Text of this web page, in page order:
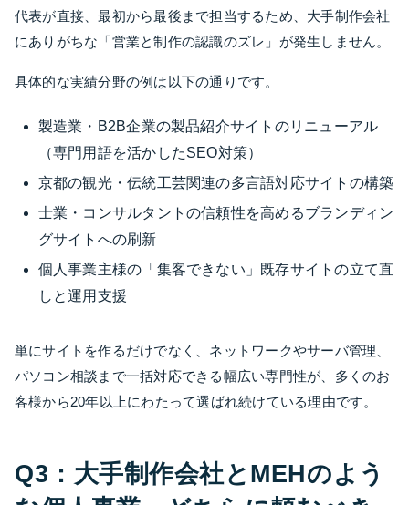
代表が直接、最初から最後まで担当するため、大手制作会社
にありがちな「営業と制作の認識のズレ」が発生しません。
具体的な実績分野の例は以下の通りです。
製造業・B2B企業の製品紹介サイトのリニューアル
（専門用語を活かしたSEO対策）
京都の観光・伝統工芸関連の多言語対応サイトの構築
士業・コンサルタントの信頼性を高めるブランディン
グサイトへの刷新
個人事業主様の「集客できない」既存サイトの立て直
しと運用支援
単にサイトを作るだけでなく、ネットワークやサーバ管理、
パソコン相談まで一括対応できる幅広い専門性が、多くのお
客様から20年以上にわたって選ばれ続けている理由です。
Q3：大手制作会社とMEHのよう